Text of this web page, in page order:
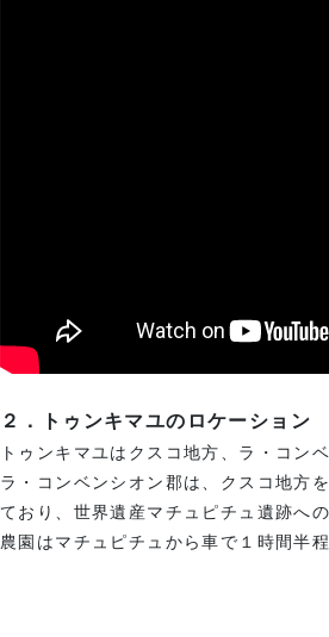
２．トゥンキマユのロケーション
トゥンキマユはクスコ地方、ラ・コン
ラ・コンベンシオン郡は、クスコ地方
ており、世界遺産マチュピチュ遺跡へ
農園はマチュピチュから車で１時間半程